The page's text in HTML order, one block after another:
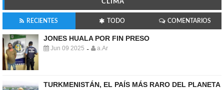
CLIMA
RECIENTES TODO COMENTARIOS
JONES HUALA POR FIN PRESO
Jun 09 2025 - a.Ar
TURKMENISTÁN, EL PAÍS MÁS RARO DEL PLANETA